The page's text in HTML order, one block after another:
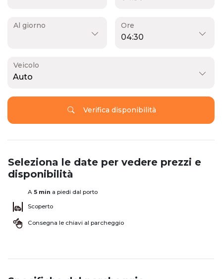
Al giorno Ore
Veicolo
Auto
Verifica disponibilità
Seleziona le date per vedere prezzi e
disponibilità
A 5 min a piedi dal porto
Scoperto
Consegna le chiavi al parcheggio